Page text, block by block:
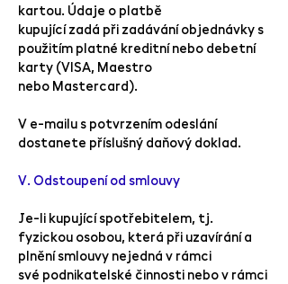
kartou. Údaje o platbě
kupující zadá při zadávání objednávky s
použitím platné kreditní nebo debetní
karty (VISA, Maestro
nebo Mastercard).
V e-mailu s potvrzením odeslání
dostanete příslušný daňový doklad.
V. Odstoupení od smlouvy
Je-li kupující spotřebitelem, tj.
fyzickou osobou, která při uzavírání a
plnění smlouvy nejedná v rámci
své podnikatelské činnosti nebo v rámci